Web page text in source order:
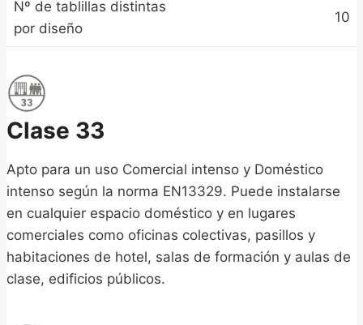
Nº de tablillas distintas
por diseño
10
Clase 33
Apto para un uso Comercial intenso y Doméstico
intenso según la norma EN13329. Puede instalarse
en cualquier espacio doméstico y en lugares
comerciales como oficinas colectivas, pasillos y
habitaciones de hotel, salas de formación y aulas de
clase, edificios públicos.